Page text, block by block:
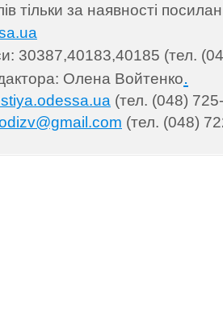
тільки за наявності
30387,40183,40185 (тел.
Олена Войтенко.
(тел. (048)
(тел. (048)